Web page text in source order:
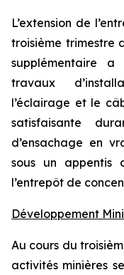
L’extension de
troisième trimestre
supplémentaire
travaux
l’éclairage et le
satisfaisante
d’ensachage en
sous un appentis
l’entrepôt de
Développement
Au cours du
activités minières